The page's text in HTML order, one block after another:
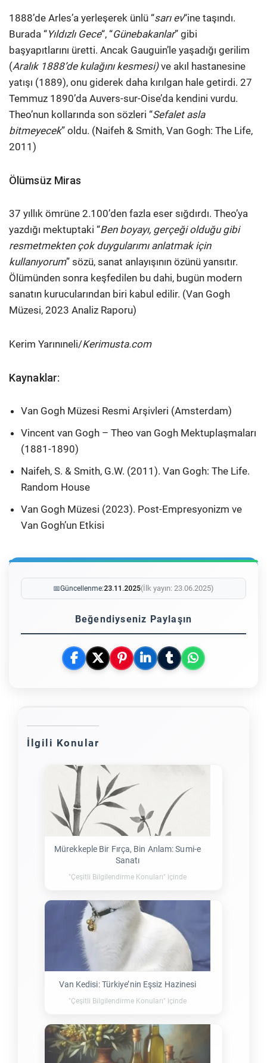
1888’de Arles’a yerleşerek ünlü “sarı ev“ine taşındı.
Burada “Yıldızlı Gece“, “Günebakanlar” gibi
başyapıtlarını üretti. Ancak Gauguin’le yaşadığı gerilim
(Aralık 1888’de kulağını kesmesi)ve akıl hastanesine
yatışı (1889), onu giderek daha kırılgan hale getirdi. 27
Temmuz 1890’da Auvers-sur-Oise’da kendini vurdu.
Theo’nun kollarında son sözleri “Sefalet asla
bitmeyecek” oldu. (Naifeh & Smith, Van Gogh: The Life,
2011)
Ölümsüz Miras
37 yıllık ömrüne 2.100’den fazla eser sığdırdı. Theo’ya
yazdığı mektuptaki “Ben boyayı, gerçeği olduğu gibi
resmetmekten çok duygularımı anlatmak için
kullanıyorum” sözü, sanat anlayışının özünü yansıtır.
Ölümünden sonra keşfedilen bu dahi, bugün modern
sanatın kurucularından biri kabul edilir. (Van Gogh
Müzesi, 2023 Analiz Raporu)
Kerim Yarınıneli/Kerimusta.com
Kaynaklar:
Van Gogh Müzesi Resmi Arşivleri (Amsterdam)
Vincent van Gogh – Theo van Gogh Mektuplaşmaları
(1881-1890)
Naifeh, S. & Smith, G.W. (2011). Van Gogh: The Life.
Random House
Van Gogh Müzesi (2023). Post-Empresyonizm ve
Van Gogh’un Etkisi
📅Güncellenme:23.11.2025(İlk yayın: 23.06.2025)
Beğendiyseniz Paylaşın
İlgili Konular
Mürekkeple Bir Fırça, Bin Anlam: Sumi-e
Sanatı
"Çeşitli Bilgilendirme Konuları" içinde
Van Kedisi: Türkiye’nin Eşsiz Hazinesi
"Çeşitli Bilgilendirme Konuları" içinde